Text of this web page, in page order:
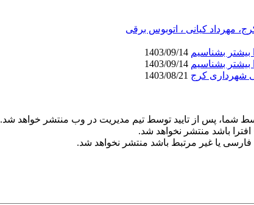
مهرداد کیانی ، اتوبوس برقی
بیشتر بشناسیم
بیشتر بشناسیم
شهرداری کرج
شما، پس از تایید توسط تیم مدیریت در وب منتشر خواهد شد.
باشد منتشر نخواهد شد.
فارسی یا غیر مرتبط باشد منتشر نخواهد شد.